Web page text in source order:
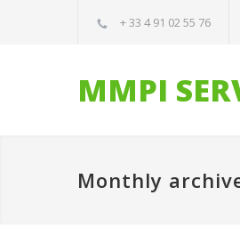
+ 33 4 91 02 55 76
MMPI
Monthly